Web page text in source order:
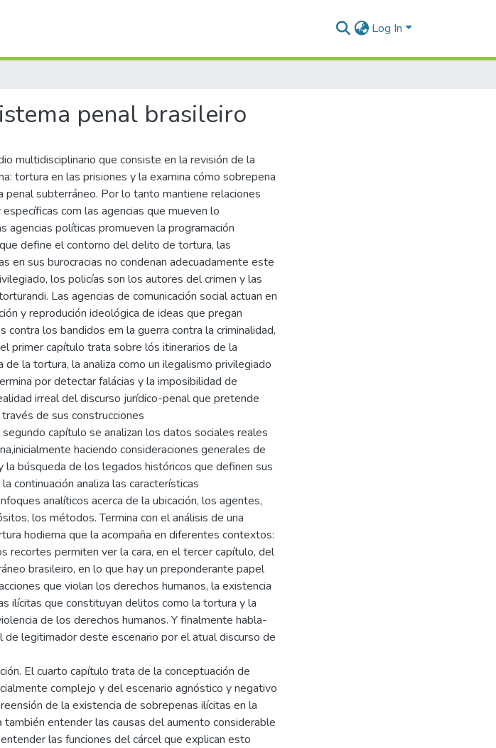
Log In
penal brasileiro
multidisciplinario que consiste en la revisión de la
tortura en las prisiones y la examina cómo sobrepena
penal subterráneo. Por lo tanto mantiene relaciones
com las agencias que mueven lo
agencias políticas promueven la programación
define el contorno del delito de tortura, las
en sus burocracias no condenan adecuadamente este
los policías son los autores del crimen y las
Las agencias de comunicación social actuan en
y reprodución ideológica de ideas que pregan
contra los bandidos em la guerra contra la criminalidad,
primer capítulo trata sobre lós itinerarios de la
de la tortura, la analiza como un ilegalismo privilegiado
por detectar falácias y la imposibilidad de
irreal del discurso jurídico-penal que pretende
de sus construcciones
capítulo se analizan los datos sociales reales
haciendo consideraciones generales de
la búsqueda de los legados históricos que definen sus
continuación analiza las características
analíticos acerca de la ubicación, los agentes,
los métodos. Termina con el análisis de una
hodierna que la acompaña en diferentes contextos:
recortes permiten ver la cara, en el tercer capítulo, del
brasileiro, en lo que hay un preponderante papel
que violan los derechos humanos, la existencia
ilícitas que constituyan delitos como la tortura y la
de los derechos humanos. Y finalmente habla-
de legitimador deste escenario por el atual discurso de
El cuarto capítulo trata de la conceptuación de
complejo y del escenario agnóstico y negativo
de la existencia de sobrepenas ilícitas en la
también entender las causas del aumento considerable
las funciones del cárcel que explican esto